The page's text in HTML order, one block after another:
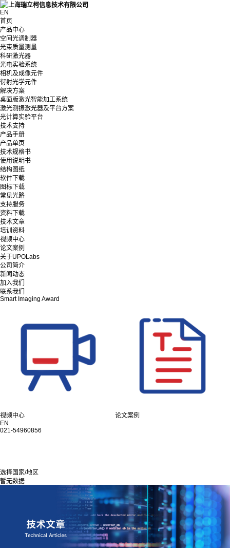
EN
首页
产品中心
空间光调制器
光束质量测量
科研激光器
光电实验系统
相机及成像元件
衍射光学元件
解决方案
桌面版激光智能加工系统
激光测振激光器及平台方案
光计算实验平台
技术支持
产品手册
产品单页
技术规格书
使用说明书
结构图纸
软件下载
图标下载
常见光路
支持服务
资料下载
技术文章
培训资料
视频中心
论文案例
关于UPOLabs
公司简介
新闻动态
加入我们
联系我们
Smart Imaging Award
视频中心
论文案例
EN
021-54960856
选择国家/地区
暂无数据